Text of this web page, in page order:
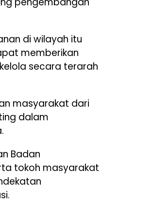
di wilayah itu
memberikan
secara terarah
masyarakat dari
dalam
Badan
tokoh masyarakat